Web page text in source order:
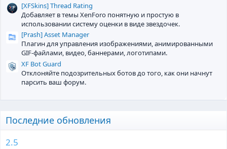
[XFSkins] Thread Rating
Добавляет в темы XenForo понятную и простую в
использовании систему оценки в виде звездочек.
[Prash] Asset Manager
Плагин для управления изображениями, анимированными
GIF-файлами, видео, баннерами, логотипами.
XF Bot Guard
Отклоняйте подозрительных ботов до того, как они начнут
парсить ваш форум.
Последние обновления
2.5